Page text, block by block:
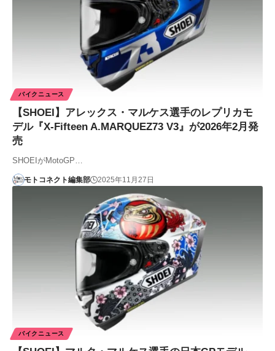
バイクニュース
【SHOEI】アレックス・マルケス選手のレプリカモ
デル『X-Fifteen A.MARQUEZ73 V3』が2026年2月発
売
SHOEIがMotoGP…
モトコネクト編集部 2025年11月27日
バイクニュース